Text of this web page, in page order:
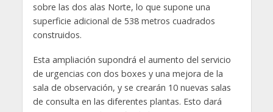
sobre las dos alas Norte, lo que supone una
superficie adicional de 538 metros cuadrados
construidos.
Esta ampliación supondrá el aumento del servicio
de urgencias con dos boxes y una mejora de la
sala de observación, y se crearán 10 nuevas salas
de consulta en las diferentes plantas. Esto dará